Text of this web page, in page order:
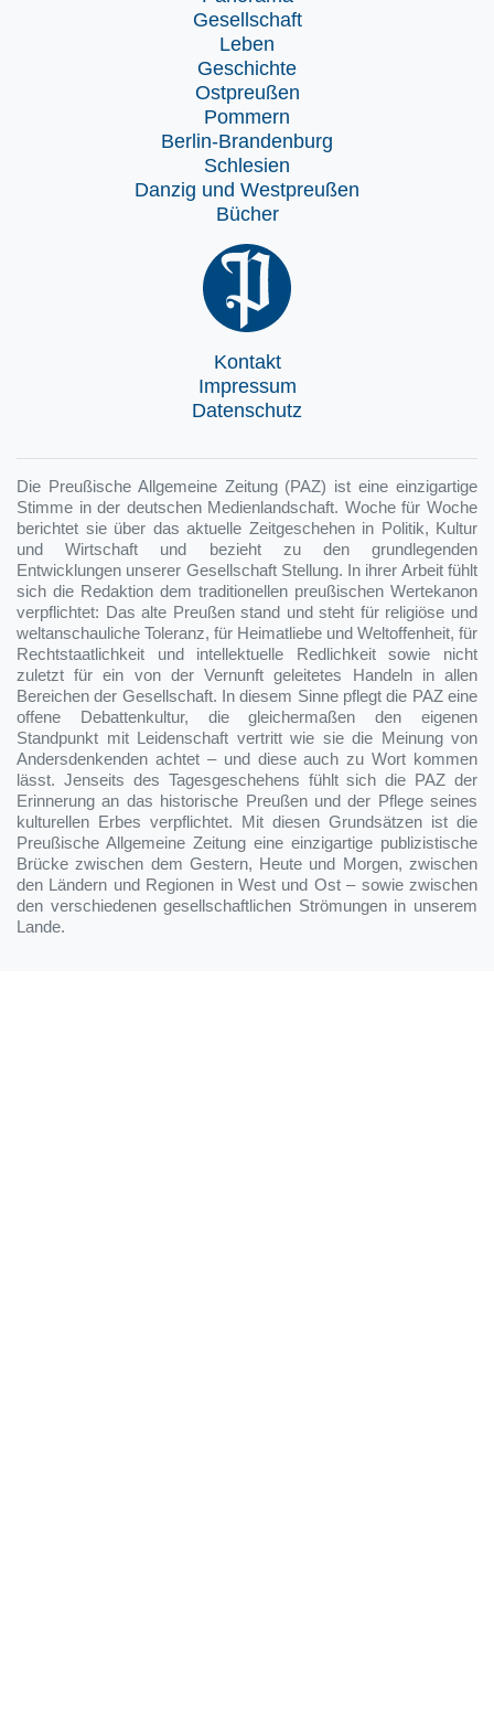
Gesellschaft
Leben
Geschichte
Ostpreußen
Pommern
Berlin-Brandenburg
Schlesien
Danzig und Westpreußen
Bücher
Kontakt
Impressum
Datenschutz
Die Preußische Allgemeine Zeitung (PAZ) ist eine einzigartige
Stimme in der deutschen Medienlandschaft. Woche für Woche
berichtet sie über das aktuelle Zeitgeschehen in Politik, Kultur
und Wirtschaft und bezieht zu den grundlegenden
Entwicklungen unserer Gesellschaft Stellung. In ihrer Arbeit fühlt
sich die Redaktion dem traditionellen preußischen Wertekanon
verpflichtet: Das alte Preußen stand und steht für religiöse und
weltanschauliche Toleranz, für Heimatliebe und Weltoffenheit, für
Rechtstaatlichkeit und intellektuelle Redlichkeit sowie nicht
zuletzt für ein von der Vernunft geleitetes Handeln in allen
Bereichen der Gesellschaft. In diesem Sinne pflegt die PAZ eine
offene Debattenkultur, die gleichermaßen den eigenen
Standpunkt mit Leidenschaft vertritt wie sie die Meinung von
Andersdenkenden achtet – und diese auch zu Wort kommen
lässt. Jenseits des Tagesgeschehens fühlt sich die PAZ der
Erinnerung an das historische Preußen und der Pflege seines
kulturellen Erbes verpflichtet. Mit diesen Grundsätzen ist die
Preußische Allgemeine Zeitung eine einzigartige publizistische
Brücke zwischen dem Gestern, Heute und Morgen, zwischen
den Ländern und Regionen in West und Ost – sowie zwischen
den verschiedenen gesellschaftlichen Strömungen in unserem
Lande.